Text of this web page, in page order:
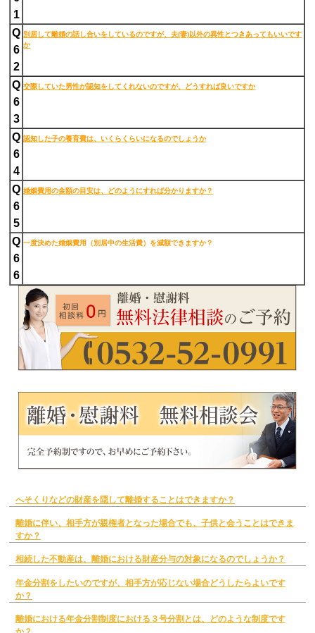
1
Q
6
2
別居して離婚の話し合いをしているのですが、夫(妻)以外の異性とつきあってもいいです
か
Q
6
3
交際していた男性が認知をしてくれないのですが、どうすれば良いですか
Q
6
4
認知した子の養育費は、いくらくらいになるのでしょうか
Q
6
5
婚姻費用の金額の目安は、どのようにすれば分かりますか？
Q
6
6
一度決めた婚姻費用（別居中の生活費）を減額できますか？
へそくりなどの財産を隠して離婚することはできますか？
離婚に伴い、相手方が親権者となった場合でも、子供と会うことはできま
すか？
相続した不動産は、離婚における財産分与の対象になるのでしょうか？
年金分割をしたいのですが、相手方が応じない場合どうしたらよいです
か？
離婚における年金分割制度における３号分割とは、どのような制度です